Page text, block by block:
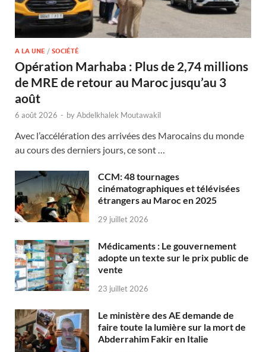
A LA UNE / SOCIÉTÉ
Opération Marhaba : Plus de 2,74 millions
de MRE de retour au Maroc jusqu’au 3
août
6 août 2026 - byAbdelkhalek Moutawakil
Avec l’accélération des arrivées des Marocains du monde
au cours des derniers jours, ce sont …
CCM: 48 tournages
cinématographiques et télévisées
étrangers au Maroc en 2025
29 juillet 2026
Médicaments : Le gouvernement
adopte un texte sur le prix public de
vente
23 juillet 2026
Le ministère des AE demande de
faire toute la lumière sur la mort de
Abderrahim Fakir en Italie